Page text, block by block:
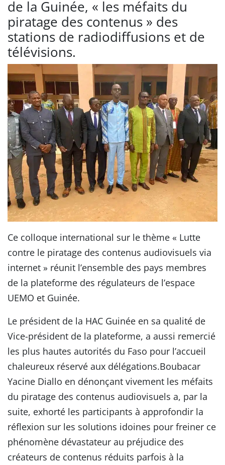
de la Guinée, « les méfaits du
piratage des contenus » des
stations de radiodiffusions et de
télévisions.
Ce colloque international sur le thème « Lutte
contre le piratage des contenus audiovisuels via
internet » réunit l’ensemble des pays membres
de la plateforme des régulateurs de l’espace
UEMO et Guinée.
Le président de la HAC Guinée en sa qualité de
Vice-président de la plateforme, a aussi remercié
les plus hautes autorités du Faso pour l’accueil
chaleureux réservé aux délégations.Boubacar
Yacine Diallo en dénonçant vivement les méfaits
du piratage des contenus audiovisuels a, par la
suite, exhorté les participants à approfondir la
réflexion sur les solutions idoines pour freiner ce
phénomène dévastateur au préjudice des
créateurs de contenus réduits parfois à la